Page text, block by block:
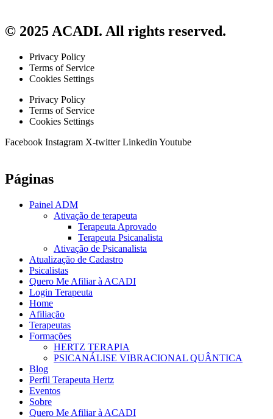
© 2025 ACADI. All rights reserved.
Privacy Policy
Terms of Service
Cookies Settings
Privacy Policy
Terms of Service
Cookies Settings
Facebook Instagram X-twitter Linkedin Youtube
Páginas
Painel ADM
Ativação de terapeuta
Terapeuta Aprovado
Terapeuta Psicanalista
Ativação de Psicanalista
Atualização de Cadastro
Psicalistas
Quero Me Afiliar à ACADI
Login Terapeuta
Home
Afiliação
Terapeutas
Formações
HERTZ TERAPIA
PSICANÁLISE VIBRACIONAL QUÂNTICA
Blog
Perfil Terapeuta Hertz
Eventos
Sobre
Quero Me Afiliar à ACADI